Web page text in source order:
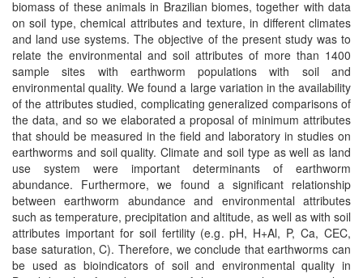
biomass of these animals in Brazilian biomes, together with data
on soil type, chemical attributes and texture, in different climates
and land use systems. The objective of the present study was to
relate the environmental and soil attributes of more than 1400
sample sites with earthworm populations with soil and
environmental quality. We found a large variation in the availability
of the attributes studied, complicating generalized comparisons of
the data, and so we elaborated a proposal of minimum attributes
that should be measured in the field and laboratory in studies on
earthworms and soil quality. Climate and soil type as well as land
use system were important determinants of earthworm
abundance. Furthermore, we found a significant relationship
between earthworm abundance and environmental attributes
such as temperature, precipitation and altitude, as well as with soil
attributes important for soil fertility (e.g. pH, H+Al, P, Ca, CEC,
base saturation, C). Therefore, we conclude that earthworms can
be used as bioindicators of soil and environmental quality in